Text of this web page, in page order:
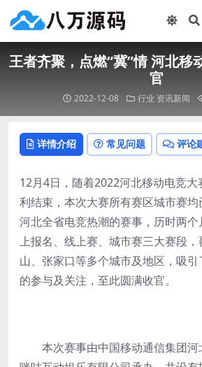
王者齐聚，点燃“冀”情 河北移
官
2022-12-08 行业 资讯新闻
详情介绍 常见问题 评论
12月4日，随着2022河北移动电竞
利结束，本次大赛所有赛区城市赛
河北全省电竞热潮的赛事，历时两
上报名、线上赛、城市赛三大赛段
山、张家口等多个城市及地区，吸
的参与及关注，至此圆满收官。
本次赛事由中国移动通信集团河